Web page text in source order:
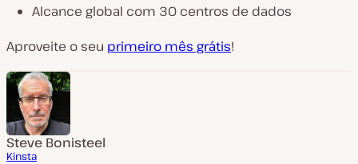
Alcance global com 30 centros de dados
Aproveite o seu primeiro mês grátis!
Steve Bonisteel
Kinsta